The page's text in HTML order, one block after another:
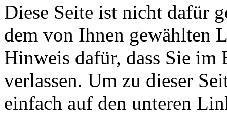
Diese Seite ist nicht dafür
dem von Ihnen gewählten
Hinweis dafür, dass Sie im
verlassen. Um zu dieser
einfach auf den unteren